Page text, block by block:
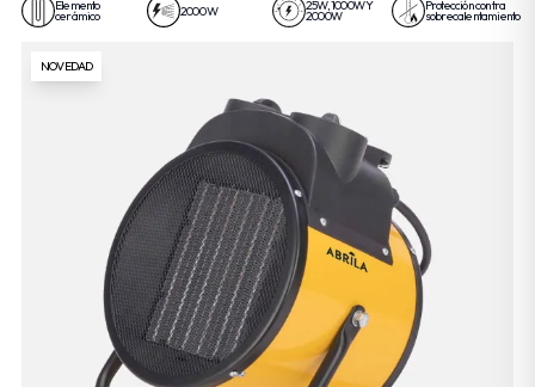
Elemento
cerámico 2000 W 25W, 1000W Y
2000W
Protección contra
sobrecalentamiento
NOVEDAD